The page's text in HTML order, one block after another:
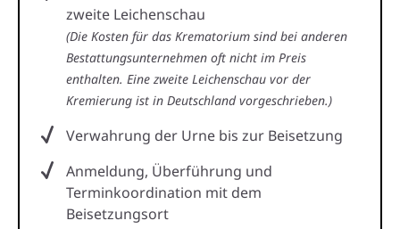
zweite Leichenschau
(Die Kosten für das Krematorium sind bei anderen
Bestattungsunternehmen oft nicht im Preis
enthalten. Eine zweite Leichenschau vor der
Kremierung ist in Deutschland vorgeschrieben.)
Verwahrung der Urne bis zur Beisetzung
Anmeldung, Überführung und
Terminkoordination mit dem
Beisetzungsort